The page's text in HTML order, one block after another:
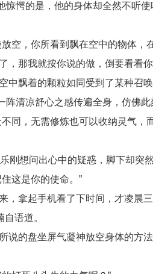
惊愕的是，他的身体却全然不听
空，你所看到飘在空中的物体，
，那我就按你说的做，倒要看看你
中飘着的颗粒如同受到了某种召
清凉舒心之感传遍全身，仿佛此
同，无需修炼也可以收纳灵气
刚想问出心中的疑惑，脚下却突
这是你的使命。”
，拿起手机看了下时间，才凌晨三
语道。
说的盘坐屏气凝神放空身体的方